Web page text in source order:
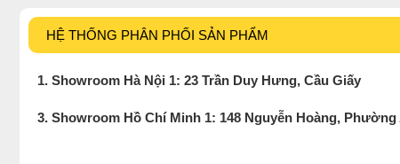
HỆ THỐNG PHÂN PHỐI SẢN PHẨM
1. Showroom Hà Nội 1: 23 Trần Duy Hưng, Cầu Giấy
3. Showroom Hồ Chí Minh 1: 148 Nguyễn Hoàng, Phường